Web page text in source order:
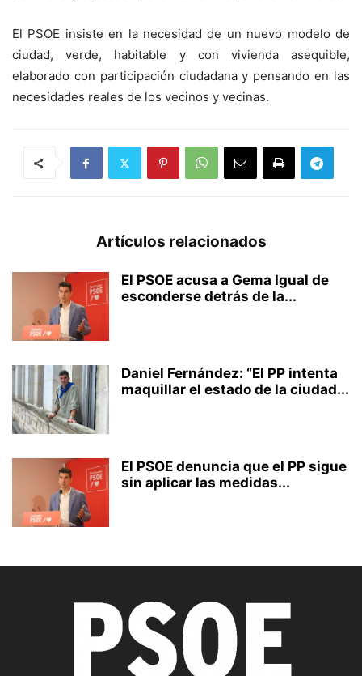
El PSOE insiste en la necesidad de un nuevo modelo de
ciudad, verde, habitable y con vivienda asequible,
elaborado con participación ciudadana y pensando en las
necesidades reales de los vecinos y vecinas.
Artículos relacionados
El PSOE acusa a Gema Igual de
esconderse detrás de la...
Daniel Fernández: “El PP intenta
maquillar el estado de la ciudad...
El PSOE denuncia que el PP sigue
sin aplicar las medidas...